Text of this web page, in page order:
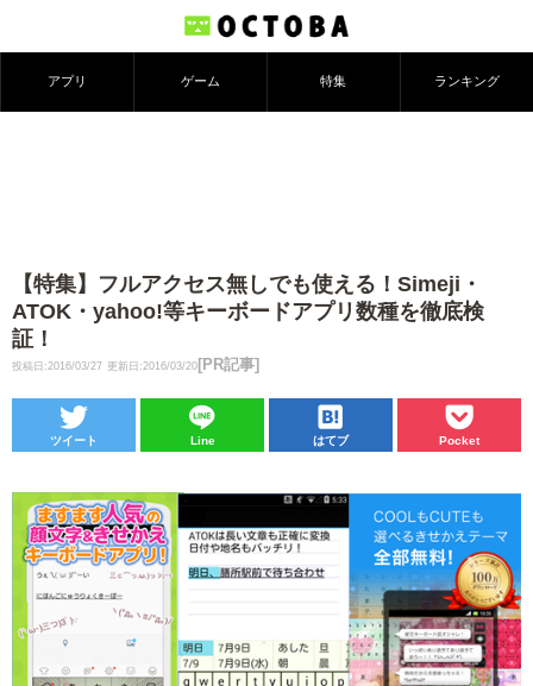
アプリ ゲーム 特集 ランキング
【特集】フルアクセス無しでも使える！Simeji・
ATOK・yahoo!等キーボードアプリ数種を徹底検
証！
投稿日:2016/03/27 更新日:2016/03/20 [PR記事]
ツイート Line はてブ Pocket